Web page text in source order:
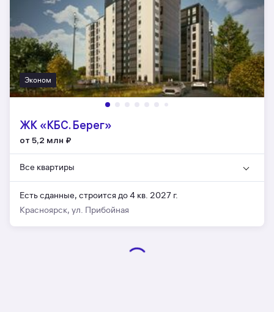
Эконом
ЖК «КБС. Берег»
от 5,2 млн ₽
Все квартиры
Есть сданные, строится до 4 кв. 2027 г.
Красноярск, ул. Прибойная